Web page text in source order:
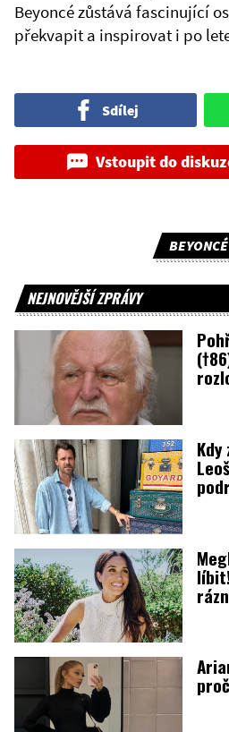
Beyoncé zůstává fascinující
překvapit a inspirovat i po
Sdílej
Vstoupit do
BEYONCÉ
NEJNOVĚJŠÍ ZPRÁVY